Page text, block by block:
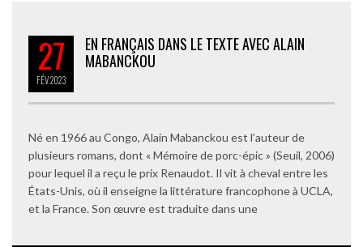
27
FÉV2023
EN FRANÇAIS DANS LE TEXTE AVEC ALAIN
MABANCKOU
Né en 1966 au Congo, Alain Mabanckou est l’auteur de
plusieurs romans, dont « Mémoire de porc-épic » (Seuil, 2006)
pour lequel il a reçu le prix Renaudot. Il vit à cheval entre les
États-Unis, où il enseigne la littérature francophone à UCLA,
et la France. Son œuvre est traduite dans une